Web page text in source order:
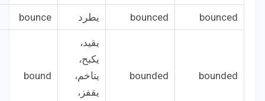
bounced
bounced يطرد bounce
bounded
bounded
يقيد،
يكبح،
يتاخم،
يقفز،
bound